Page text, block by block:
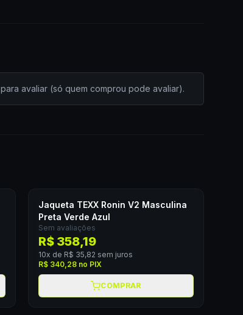
para avaliar (só quem comprou pode avaliar).
Jaqueta TEXX Ronin V2 Masculina
Preta Verde Azul
Sem avaliações
R$ 358,19
10x de R$ 35,82 sem juros
R$ 340,28 no PIX
COMPRAR